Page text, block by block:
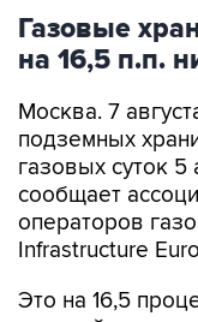
Газовые
на 16,5 п.п.
Москва. 7
подземных
газовых суток 5
сообщает
операторов
Infrastructure
Это на 16,5